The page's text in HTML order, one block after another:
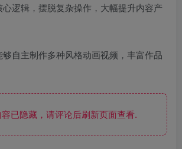
逻辑，摆脱复杂操作，大幅提升内容产
自主制作多种风格动画视频，丰富作品
已隐藏，请评论后刷新页面查看.